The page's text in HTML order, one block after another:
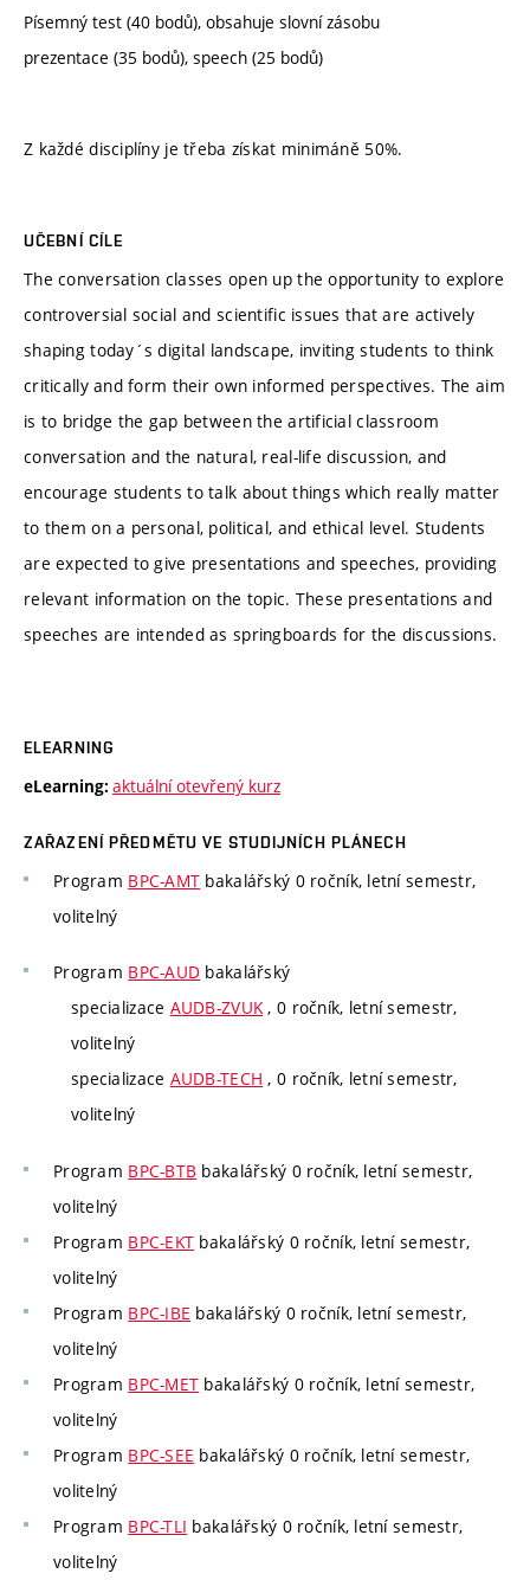
Písemný test (40 bodů), obsahuje slovní zásobu
prezentace (35 bodů), speech (25 bodů)
Z každé disciplíny je třeba získat minimáně 50%.
UČEBNÍ CÍLE
The conversation classes open up the opportunity to explore
controversial social and scientific issues that are actively
shaping today´s digital landscape, inviting students to think
critically and form their own informed perspectives. The aim
is to bridge the gap between the artificial classroom
conversation and the natural, real-life discussion, and
encourage students to talk about things which really matter
to them on a personal, political, and ethical level. Students
are expected to give presentations and speeches, providing
relevant information on the topic. These presentations and
speeches are intended as springboards for the discussions.
ELEARNING
eLearning: aktuální otevřený kurz
ZAŘAZENÍ PŘEDMĚTU VE STUDIJNÍCH PLÁNECH
Program BPC-AMT bakalářský 0 ročník, letní semestr,
volitelný
Program BPC-AUD bakalářský
specializace AUDB-ZVUK, 0 ročník, letní semestr,
volitelný
specializace AUDB-TECH , 0 ročník, letní semestr,
volitelný
Program BPC-BTB bakalářský 0 ročník, letní semestr,
volitelný
Program BPC-EKT bakalářský 0 ročník, letní semestr,
volitelný
Program BPC-IBE bakalářský 0 ročník, letní semestr,
volitelný
Program BPC-MET bakalářský 0 ročník, letní semestr,
volitelný
Program BPC-SEE bakalářský 0 ročník, letní semestr,
volitelný
Program BPC-TLI bakalářský 0 ročník, letní semestr,
volitelný